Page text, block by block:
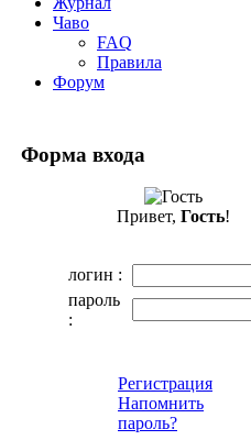
Чаво
FAQ
Правила
Форум
Форма входа
Привет, Гость!
логин :
пароль
:
Регистрация
Напомнить
пароль?